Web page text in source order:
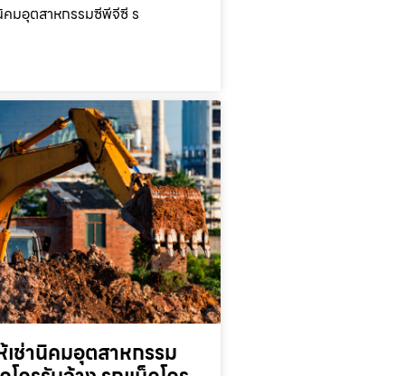
คมอุตสาหกรรมซีพีจีซี ร
เช่านิคมอุตสาหกรรม